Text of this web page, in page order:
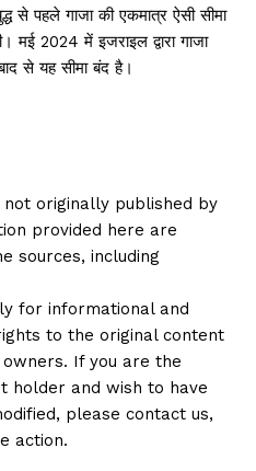
से पहले गाजा की एकमात्र ऐसी सीमा
मई 2024 में इजराइल द्वारा गाजा
से यह सीमा बंद है।
originally published by
provided here are
sources, including
for informational and
to the original content
If you are the
holder and wish to have
please contact us,
action.